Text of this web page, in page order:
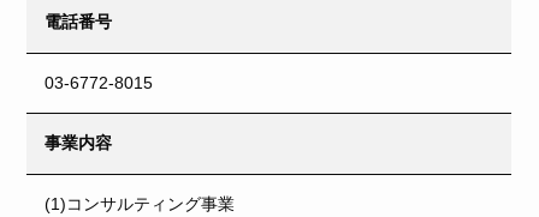
電話番号
03-6772-8015
事業内容
(1)コンサルティング事業